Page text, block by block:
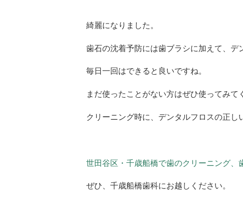
綺麗になりました。
歯石の沈着予防には歯ブラシに加えて、デ
毎日一回はできると良いですね。
まだ使ったことがない方はぜひ使ってみて
クリーニング時に、デンタルフロスの正し
世田谷区・千歳船橋で歯のクリーニング、
ぜひ、千歳船橋歯科にお越しください。